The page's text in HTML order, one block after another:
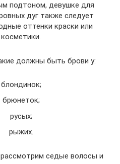
подтоном, девушке для
дуг также следует
оттенки краски или
косметики.
должны быть брови у:
блондинок;
брюнеток;
русых;
рыжих.
седые волосы и